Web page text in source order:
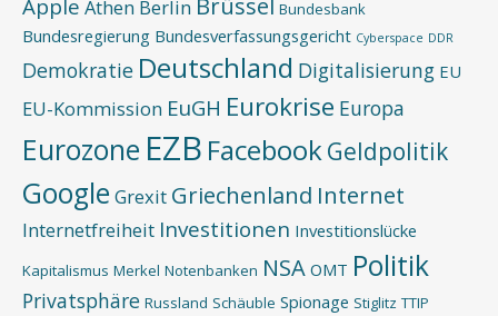
Apple Athen Berlin Brüssel Bundesbank
Bundesregierung Bundesverfassungsgericht Cyberspace DDR
Demokratie Deutschland Digitalisierung EU
EU-Kommission EuGH Eurokrise Europa
Eurozone EZB FacebookGeldpolitik
Google Grexit Griechenland Internet
Internetfreiheit Investitionen Investitionslücke
Kapitalismus Merkel Notenbanken NSA OMT Politik
Privatsphäre Russland Schäuble Spionage Stiglitz TTIP